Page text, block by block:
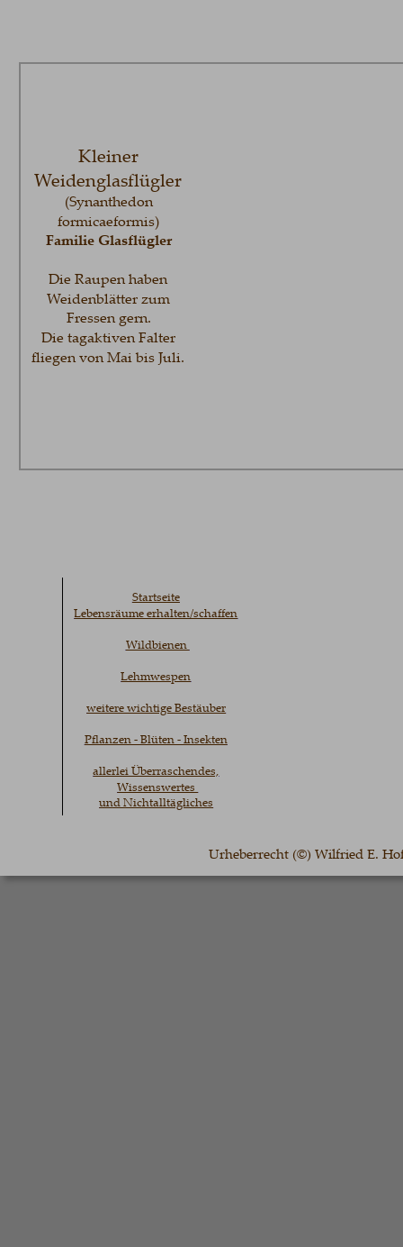
Startseite
Lebensräume erhalten/schaffen
Wildbienen
Lehmwespen
weitere wichtige Bestäuber
Pflanzen - Blüten - Insekten
allerlei Überraschendes,
Wissenswertes
und Nichtalltägliches
Urheberrecht (©) Wilfried E.
Kleiner
Weidenglasflügler
(Synanthedon
formicaeformis)
Familie Glasflügler
Die Raupen haben
Weidenblätter zum
Fressen gern.
Die tagaktiven Falter
fliegen von Mai bis Juli.